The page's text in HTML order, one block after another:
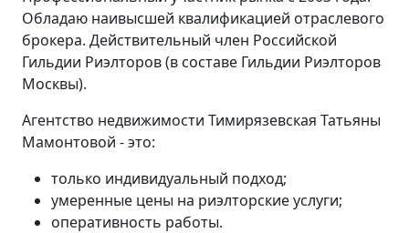
Обладаю наивысшей квалификацией отраслевого
брокера. Действительный член Российской
Гильдии Риэлторов (в составе Гильдии Риэлторов
Москвы).
Агентство недвижимости Тимирязевская Татьяны
Мамонтовой - это:
только индивидуальный подход;
умеренные цены на риэлторские услуги;
оперативность работы.